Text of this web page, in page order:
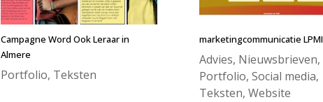
Campagne Word Ook Leraar in
Almere
Portfolio, Teksten
marketingcommunicatie LPMI
Advies, Nieuwsbrieven,
Portfolio, Social media,
Teksten, Website